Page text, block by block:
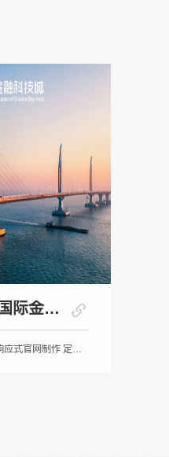
大湾区国际金科城
政府机构 / 响应式官网制作 定制开发